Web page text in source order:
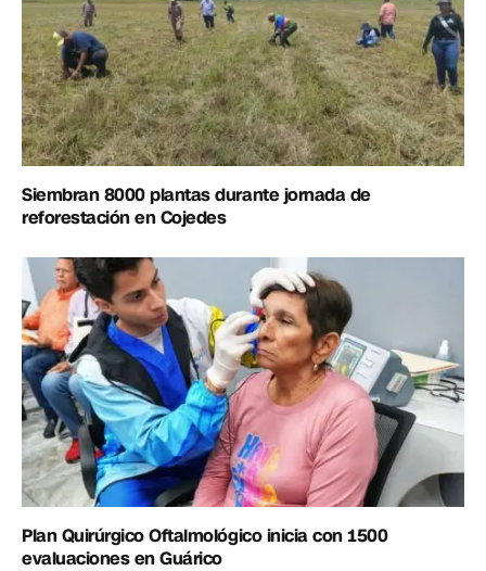
Siembran 8000 plantas durante jornada de
reforestación en Cojedes
Plan Quirúrgico Oftalmológico inicia con 1500
evaluaciones en Guárico